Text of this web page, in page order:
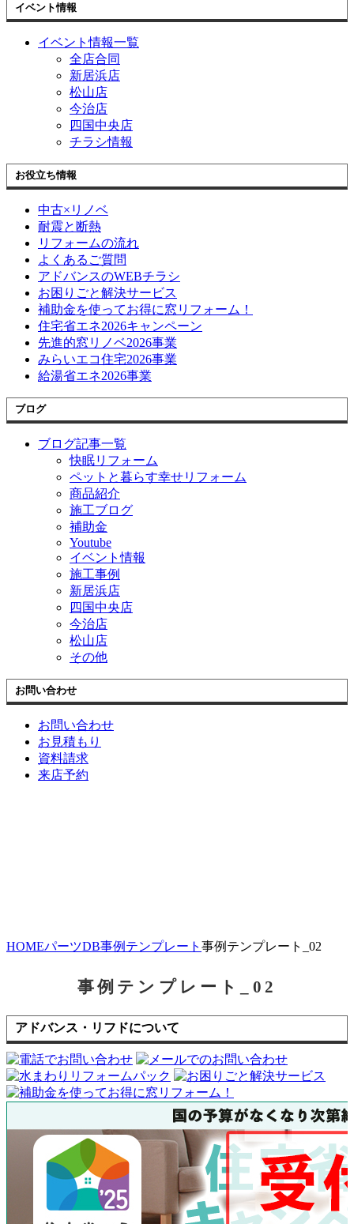
イベント情報
イベント情報一覧
全店合同
新居浜店
松山店
今治店
四国中央店
チラシ情報
お役立ち情報
中古×リノベ
耐震と断熱
リフォームの流れ
よくあるご質問
アドバンスのWEBチラシ
お困りごと解決サービス
補助金を使ってお得に窓リフォーム！
住宅省エネ2026キャンペーン
先進的窓リノベ2026事業
みらいエコ住宅2026事業
給湯省エネ2026事業
ブログ
ブログ記事一覧
快眠リフォーム
ペットと暮らす幸せリフォーム
商品紹介
施工ブログ
補助金
Youtube
イベント情報
施工事例
新居浜店
四国中央店
今治店
松山店
その他
お問い合わせ
お問い合わせ
お見積もり
資料請求
来店予約
HOMEパーツDB事例テンプレート 事例テンプレート_02
事例テンプレート_02
アドバンス・リフドについて